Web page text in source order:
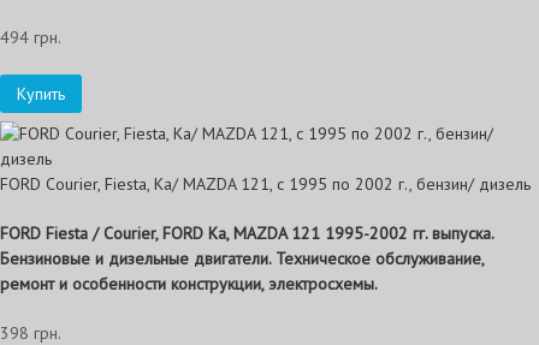
494 грн.
Купить
FORD Courier, Fiesta, Ka/ MAZDA 121, с 1995 по 2002 г., бензин/ дизель
FORD Fiesta / Courier, FORD Ka, MAZDA 121 1995-2002 гг. выпуска.
Бензиновые и дизельные двигатели. Техническое обслуживание,
ремонт и особенности конструкции, электросхемы.
398 грн.